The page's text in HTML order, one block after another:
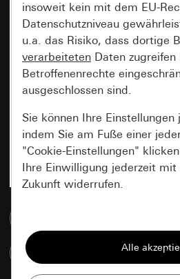
Artikel
insoweit kein mit dem EU-
Datenschutzniveau
u.a. das Risiko, dass dortige
verarbeiteten Daten
Betroffenenrechte
ausgeschlossen sind.
Sie können Ihre Einstellungen
indem Sie am Fuße einer
"Cookie-Einstellungen"
Ihre Einwilligung jederzeit
Zukunft widerrufen.
Alle Cookies, die wir
Seite anzeigen zu können.